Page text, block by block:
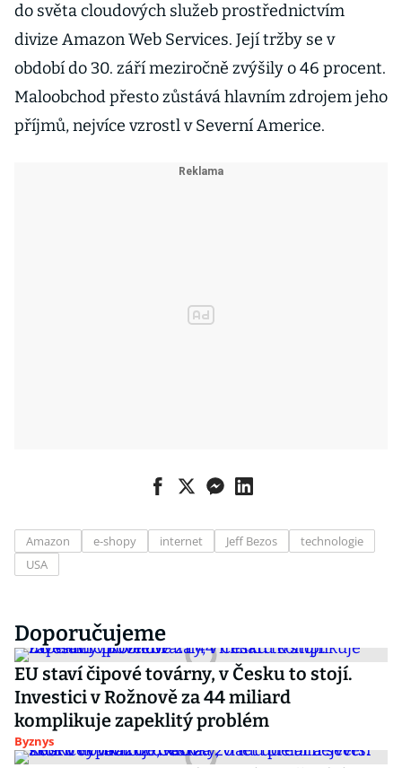
do světa cloudových služeb prostřednictvím
divize Amazon Web Services. Její tržby se v
období do 30. září meziročně zvýšily o 46 procent.
Maloobchod přesto zůstává hlavním zdrojem jeho
příjmů, nejvíce vzrostl v Severní Americe.
Amazon e-shopy internet Jeff Bezos
technologie
USA
Doporučujeme
EU staví čipové továrny, v Česku to stojí.
Investici v Rožnově za 44 miliard
komplikuje zapeklitý problém
Byznys